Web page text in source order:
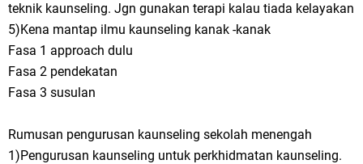
teknik kaunseling. Jgn gunakan terapi kalau tiada kelayakan
5)Kena mantap ilmu kaunseling kanak -kanak
Fasa 1 approach dulu
Fasa 2 pendekatan
Fasa 3 susulan
Rumusan pengurusan kaunseling sekolah menengah
1)Pengurusan kaunseling untuk perkhidmatan kaunseling.